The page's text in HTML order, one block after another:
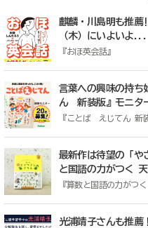
麒麟・川島明も推
（木）にいよいよ...
『おほ英会話』
言葉への興味の持
ん 新装版』モニタ
『ことば えじてん 新
最新作は待望の「
と国語の力がつく
『算数と国語の力がつ
光浦靖子さんも推